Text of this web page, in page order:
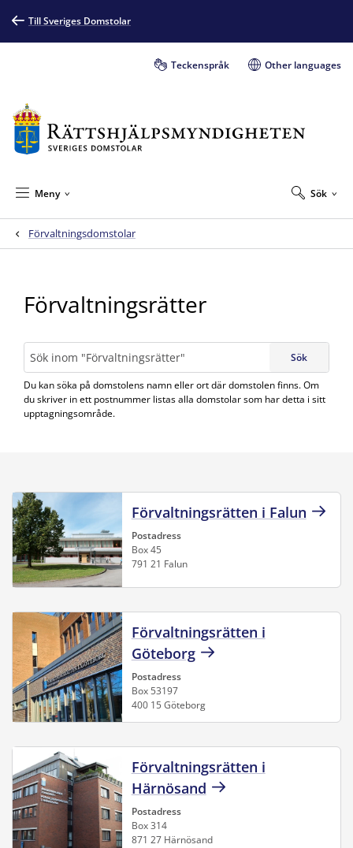
Till Sveriges Domstolar
Teckenspråk Other languages
Sök
Meny
Förvaltningsdomstolar
Förvaltningsrätter
Sök
Du kan söka på domstolens namn eller ort där domstolen finns. Om
du skriver in ett postnummer listas alla domstolar som har detta i sitt
upptagningsområde.
Förvaltningsrätten i Falun
Postadress
Box 45
791 21 Falun
Förvaltningsrätten i
Göteborg
Postadress
Box 53197
400 15 Göteborg
Förvaltningsrätten i
Härnösand
Postadress
Box 314
871 27 Härnösand